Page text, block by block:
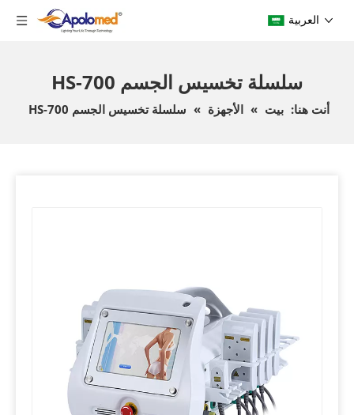
العربية
سلسلة تخسيس الجسم HS-700
أنت هنا: بيت » الأجهزة » سلسلة تخسيس الجسم HS-700